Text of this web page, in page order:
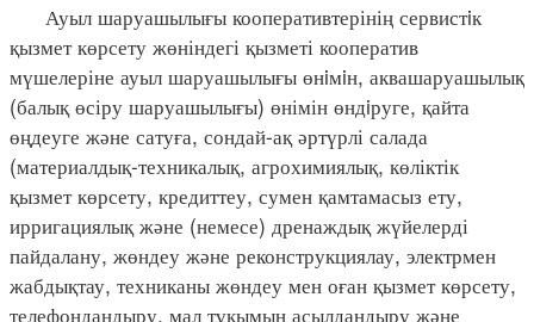
Ауыл шаруашылығы кооперативтерінің сервистiк
қызмет көрсету жөніндегі қызметі кооператив
мүшелеріне ауыл шаруашылығы өнiмiн, аквашаруашылық
(балық өсіру шаруашылығы) өнімін өндiруге, қайта
өңдеуге және сатуға, сондай-ақ әртүрлі салада
(материалдық-техникалық, агрохимиялық, көліктік
қызмет көрсету, кредиттеу, сумен қамтамасыз ету,
ирригациялық және (немесе) дренаждық жүйелерді
пайдалану, жөндеу және реконструкциялау, электрмен
жабдықтау, техниканы жөндеу мен оған қызмет көрсету,
телефондандыру, мал тұқымын асылдандыру және